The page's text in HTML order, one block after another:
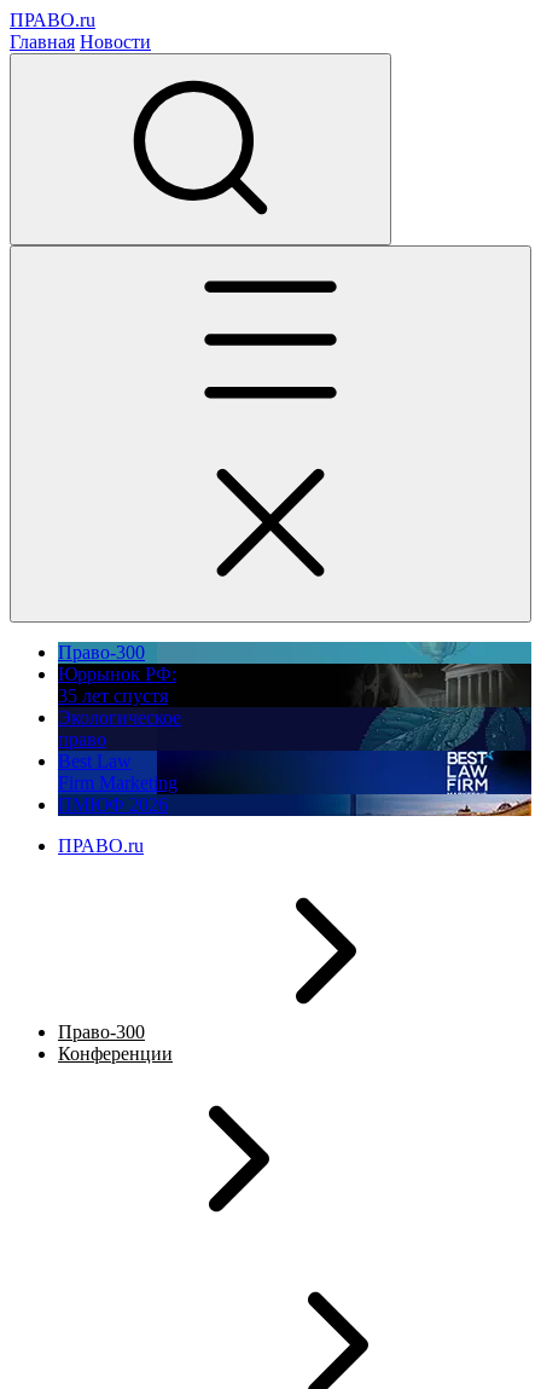
ПРАВО.ru
Главная Новости
Право-300
Юррынок РФ:
35 лет спустя
Экологическое
право
Best Law
Firm Marketing
ПМЮФ 2026
ПРАВО.ru
Право-300
Конференции